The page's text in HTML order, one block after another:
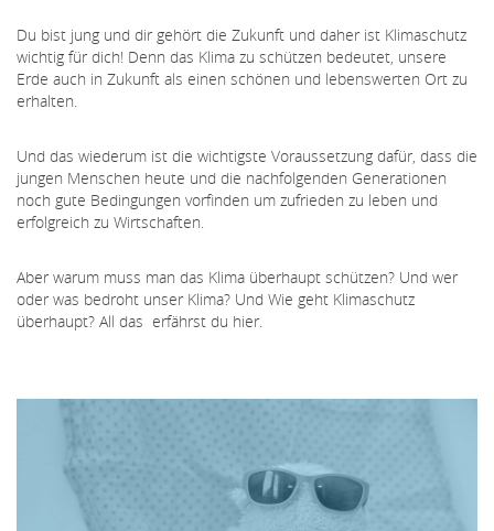
Du bist jung und dir gehört die Zukunft und daher ist Klimaschutz
wichtig für dich! Denn das Klima zu schützen bedeutet, unsere
Erde auch in Zukunft als einen schönen und lebenswerten Ort zu
erhalten.
Und das wiederum ist die wichtigste Voraussetzung dafür, dass die
jungen Menschen heute und die nachfolgenden Generationen
noch gute Bedingungen vorfinden um zufrieden zu leben und
erfolgreich zu Wirtschaften.
Aber warum muss man das Klima überhaupt schützen? Und wer
oder was bedroht unser Klima? Und Wie geht Klimaschutz
überhaupt? All das erfährst du hier.